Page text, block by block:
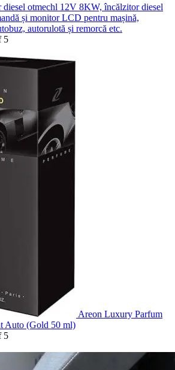
otmechl 12V 8KW, încălzitor diesel
și monitor LCD pentru mașină,
autorulotă și remorcă etc.
5
Areon Luxury Parfum
Auto (Gold 50 ml)
5